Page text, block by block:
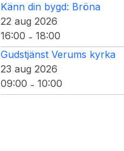
Känn din bygd: Bröna
22 aug 2026
16:00 - 18:00
Gudstjänst Verums kyrka
23 aug 2026
09:00 - 10:00